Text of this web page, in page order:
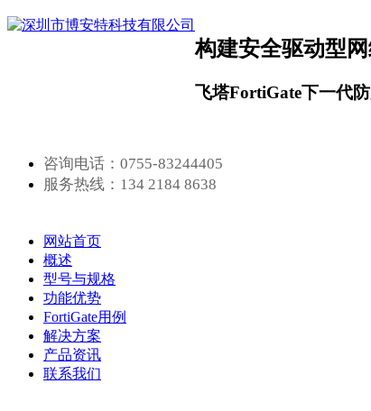
构建安全驱动型
飞塔FortiGate下一代
咨询电话：0755-83244405
服务热线：134 2184 8638
网站首页
概述
型号与规格
功能优势
FortiGate用例
解决方案
产品资讯
联系我们